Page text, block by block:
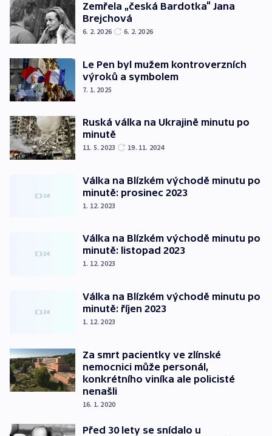
Zemřela „česká Bardotka“ Jana
Brejchová
6. 2. 2026 6. 2. 2026
Le Pen byl mužem kontroverzních
výroků a symbolem
7. 1. 2025
Ruská válka na Ukrajině minutu po
minutě
11. 5. 2023 19. 11. 2024
Válka na Blízkém východě minutu po
minutě: prosinec 2023
1. 12. 2023
Válka na Blízkém východě minutu po
minutě: listopad 2023
1. 12. 2023
Válka na Blízkém východě minutu po
minutě: říjen 2023
1. 12. 2023
Za smrt pacientky ve zlínské
nemocnici může personál,
konkrétního viníka ale policisté
nenašli
16. 1. 2020
Před 30 lety se snídalo u